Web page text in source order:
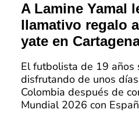
A Lamine Yamal
llamativo regalo
yate en
El futbolista de 19 años
disfrutando de unos
Colombia después de
Mundial 2026 con